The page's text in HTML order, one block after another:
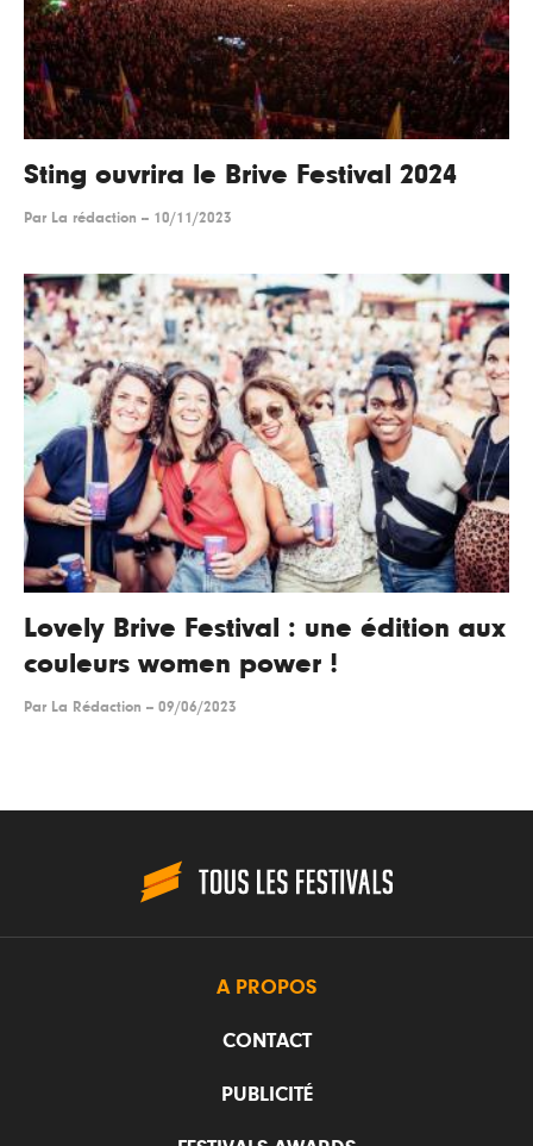
Sting ouvrira le Brive Festival 2024
Par La rédaction -- 10/11/2023
Lovely Brive Festival : une édition aux
couleurs women power !
Par La Rédaction -- 09/06/2023
A PROPOS
CONTACT
PUBLICITÉ